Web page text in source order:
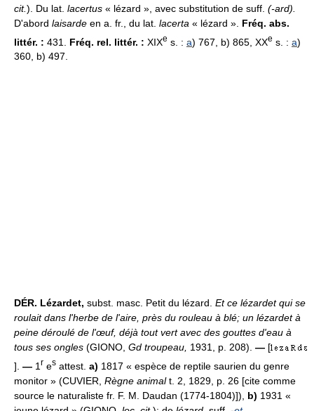
cit.). Du lat. lacertus « lézard », avec substitution de suff. (-ard).
D'abord laisarde en a. fr., du lat. lacerta « lézard ». Fréq. abs.
littér. : 431. Fréq. rel. littér. : XIXe s. : a) 767, b) 865, XXe s. : a)
360, b) 497.
DÉR. Lézardet, subst. masc. Petit du lézard. Et ce lézardet qui se
roulait dans l'herbe de l'aire, près du rouleau à blé; un lézardet à
peine déroulé de l'œuf, déjà tout vert avec des gouttes d'eau à
tous ses ongles (GIONO, Gd troupeau, 1931, p. 208). — [
]. — 1 r es attest. a) 1817 « espèce de reptile saurien du genre
monitor » (CUVIER, Règne animalt. 2, 1829, p. 26 [cite comme
source le naturaliste fr. F. M. Daudan (1774-1804)]), b) 1931 «